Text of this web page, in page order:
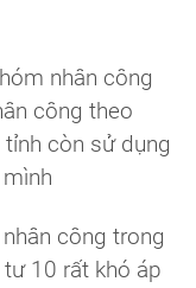
nhân công
công theo
còn sử dụng
công trong
10 rất khó áp